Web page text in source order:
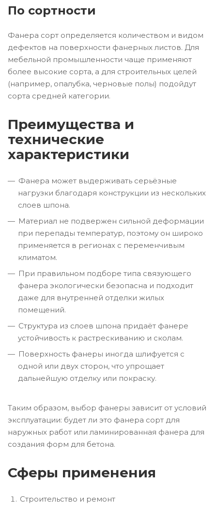
По сортности
Фанера сорт определяется количеством и видом
дефектов на поверхности фанерных листов. Для
мебельной промышленности чаще применяют
более высокие сорта, а для строительных целей
(например, опалубка, черновые полы) подойдут
сорта средней категории.
Преимущества и
технические
характеристики
Фанера может выдерживать серьёзные
нагрузки благодаря конструкции из нескольких
слоев шпона.
Материал не подвержен сильной деформации
при перепады температур, поэтому он широко
применяется в регионах с переменчивым
климатом.
При правильном подборе типа связующего
фанера экологически безопасна и подходит
даже для внутренней отделки жилых
помещений.
Структура из слоев шпона придаёт фанере
устойчивость к растрескиванию и сколам.
Поверхность фанеры иногда шлифуется с
одной или двух сторон, что упрощает
дальнейшую отделку или покраску.
Таким образом, выбор фанеры зависит от условий
эксплуатации: будет ли это фанера сорт для
наружных работ или ламинированная фанера для
создания форм для бетона.
Сферы применения
Строительство и ремонт